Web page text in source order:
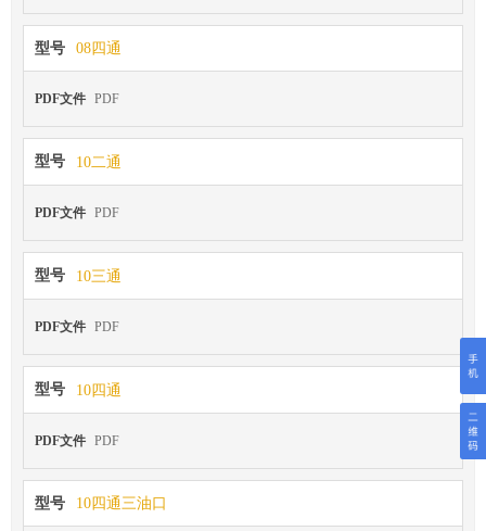
型号 08四通
PDF文件 PDF
型号 10二通
PDF文件 PDF
型号 10三通
PDF文件 PDF
型号 10四通
PDF文件 PDF
型号 10四通三油口